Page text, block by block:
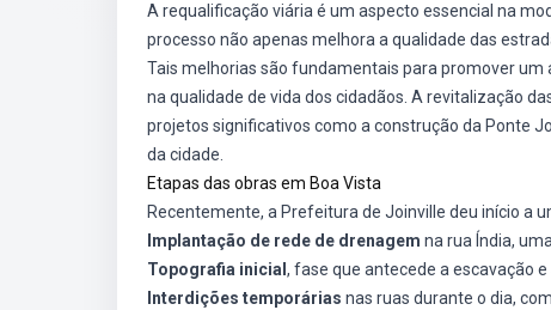
A requalificação viária é um aspecto essencial na
processo não apenas melhora a qualidade das
Tais melhorias são fundamentais para promover
na qualidade de vida dos cidadãos. A revitalização
projetos significativos como a construção da Ponte
da cidade.
Etapas das obras em Boa Vista
Recentemente, a Prefeitura de Joinville deu início a
Implantação de rede de drenagem na rua Índia,
Topografia inicial , fase que antecede a escavação
Interdições temporárias nas ruas durante o dia,